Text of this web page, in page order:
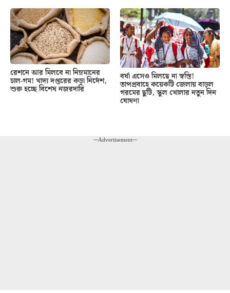
রেশনে আর মিলবে না নিম্নমানের
চাল-গম! খাদ্য দপ্তরের কড়া নির্দেশ,
শুরু হচ্ছে বিশেষ নজরদারি
বর্ষা এসেও মিলছে না স্বস্তি!
তাপপ্রবাহে কয়েকটি জেলায় বাড়ল
গরমের ছুটি, স্কুল খোলার নতুন দিন
ঘোষণা
---Advertisement---